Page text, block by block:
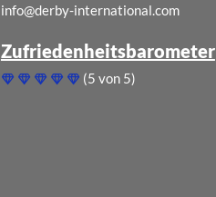
info@derby-international.com
Zufriedenheitsbarometer
(5 von 5)